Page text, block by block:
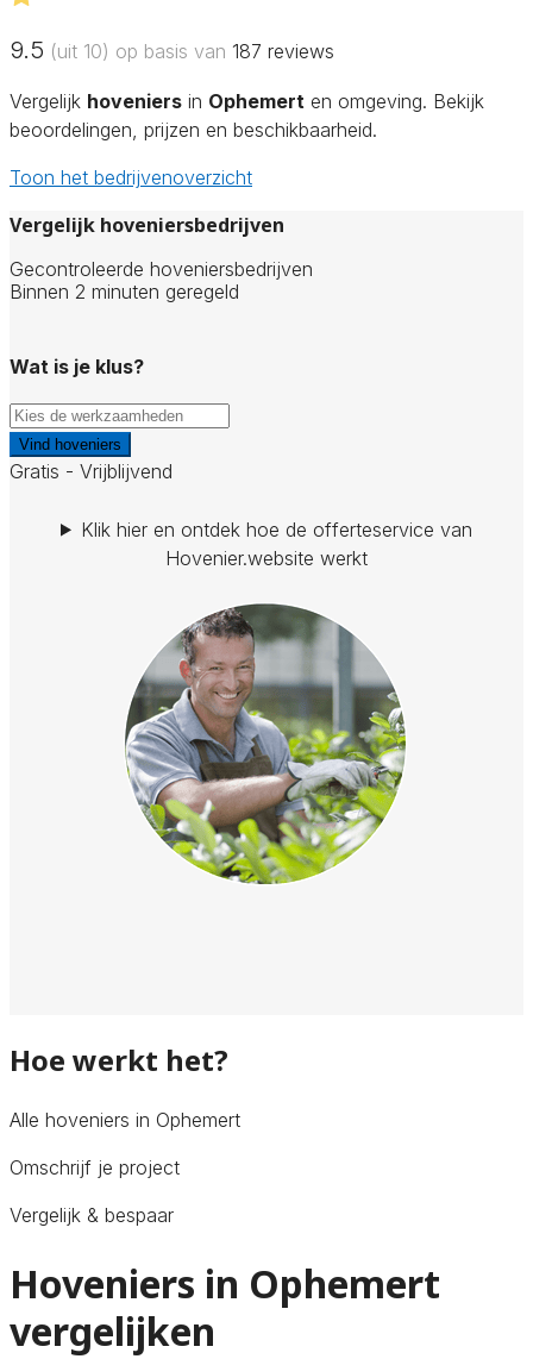
9.5 (uit 10) op basis van 187 reviews
Vergelijk hoveniers in Ophemert en omgeving. Bekijk
beoordelingen, prijzen en beschikbaarheid.
Toon het bedrijvenoverzicht
Vergelijk hoveniersbedrijven
Gecontroleerde hoveniersbedrijven
Binnen 2 minuten geregeld
Wat is je klus?
Vind hoveniers
Gratis - Vrijblijvend
Klik hier en ontdek hoe de offerteservice van
Hovenier.website werkt
Hoe werkt het?
Alle hoveniers in Ophemert
Omschrijf je project
Vergelijk & bespaar
Hoveniers in Ophemert
vergelijken